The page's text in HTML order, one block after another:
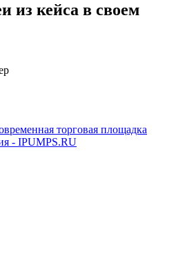
из кейса в своем
торговая площадка
- IPUMPS.RU